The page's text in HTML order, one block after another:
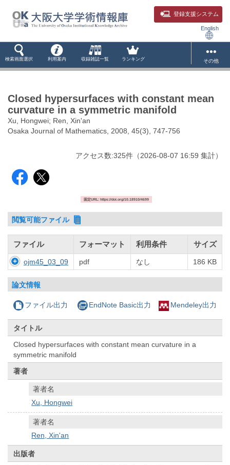
登録支援システム
English
検索画面選択 利用案内 収録雑誌一覧 ランキング その他
Closed hypersurfaces with constant mean
curvature in a symmetric manifold
Xu, Hongwei; Ren, Xin'an
Osaka Journal of Mathematics, 2008, 45(3), 747-756
アクセス数:325件 （2026-08-07 16:59 集計）
固定URL: https://doi.org/10.18910/4699
閲覧可能ファイル
ファイル フォーマット 利用条件 サイズ
ojm45_03_09 pdf なし 186 KB
論文情報
ファイル出力 EndNote Basic出力 Mendeley出力
タイトル
Closed hypersurfaces with constant mean curvature in a
symmetric manifold
著者
著者名
Xu, Hongwei
著者名
Ren, Xin'an
出版者